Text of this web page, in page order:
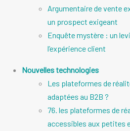
Argumentaire de vente
un prospect exigeant
Enquête mystère : un
l’expérience client
Nouvelles technologies
Les plateformes de
adaptées au B2B ?
76. les plateformes de
accessibles aux petites